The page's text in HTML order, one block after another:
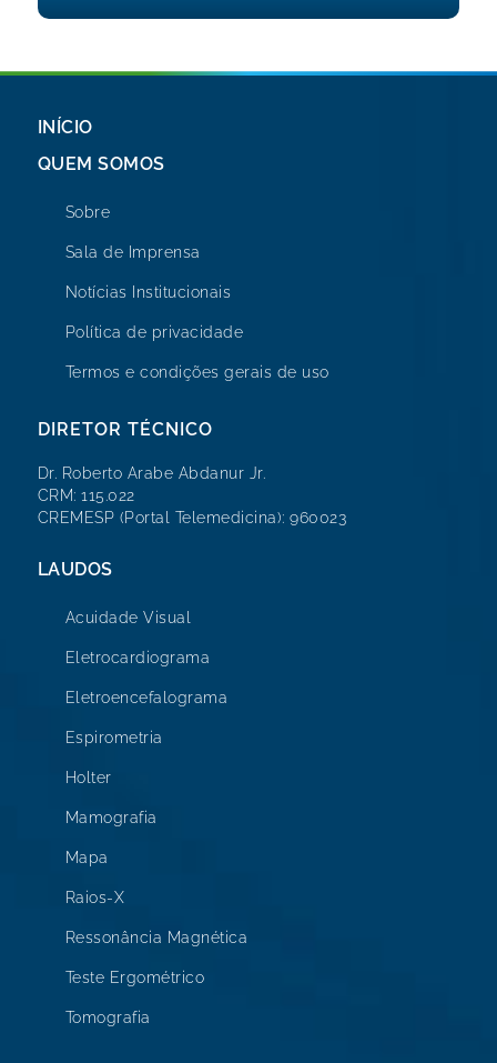
INÍCIO
QUEM SOMOS
Sobre
Sala de Imprensa
Notícias Institucionais
Política de privacidade
Termos e condições gerais de uso
DIRETOR TÉCNICO
Dr. Roberto Arabe Abdanur Jr.
CRM: 115.022
CREMESP (Portal Telemedicina): 960023
LAUDOS
Acuidade Visual
Eletrocardiograma
Eletroencefalograma
Espirometria
Holter
Mamografia
Mapa
Raios-X
Ressonância Magnética
Teste Ergométrico
Tomografia